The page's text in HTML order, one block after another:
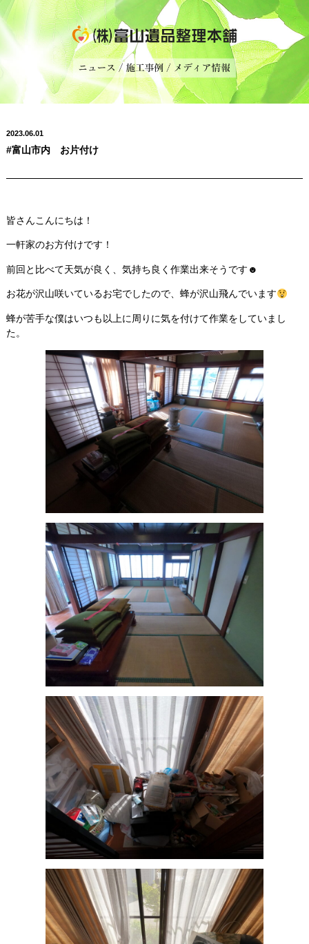
2023.06.01
#富山市内 お片付け
皆さんこんにちは！
一軒家のお方付けです！
前回と比べて天気が良く、気持ち良く作業出来そうです☻
お花が沢山咲いているお宅でしたので、蜂が沢山飛んでいます
蜂が苦手な僕はいつも以上に周りに気を付けて作業をしていまし
た。